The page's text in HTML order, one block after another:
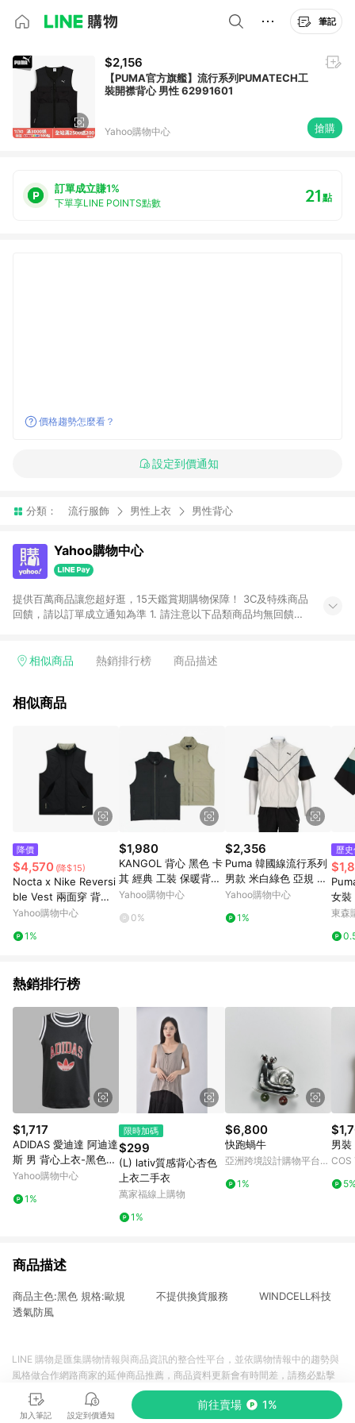
筆記
$2,156
【PUMA官方旗艦】流行系列PUMATECH工
裝開襟背心 男性 62991601
Yahoo購物中心 搶購
訂單成立賺1%
下單享LINE POINTS點數 21點
價格趨勢怎麼看？
設定到價通知
分類： 流行服飾 男性上衣 男性背心
Yahoo購物中心
提供百萬商品讓您超好逛，15天鑑賞期購物保障！ 3C及特殊商品
回饋，請以訂單成立通知為準 1. 請注意以下品類商品均無回饋：
電玩/遊戲/相機/單眼/鏡頭/拍立得 [2024/6/1起適用] -內接硬
的購回饋活動享Yahoo超贈點回饋者 - 購物中心商店之商品：商
3. 訂單回饋金額將扣除運費/購物金/超贈點/福利金/紅利折抵/折
價券等虛擬貨幣折抵 4. 大宗採購或批發轉賣不具回饋資格： 如
有相關事證認定您為大宗採購、批發轉賣而非最終消費使用者，
相關認定以Yahoo購物中心之認定為準
相似商品 熱銷排行榜 商品描述
相似商品
降價
$4,570 (降$15)
Nocta x Nike Reversi
ble Vest 兩面穿 背心
DR2664-010
Yahoo購物中心
1%
$1,980
KANGOL 背心 黑色 卡
其 經典 工裝 保暖背心
中性 6555148020 65
Yahoo購物中心
0%
$2,356
Puma 韓國線流行系列
男款 米白綠色 亞規 復
古 足球風 短袖風衣 休
5
Yahoo購物中心
1%
歷
女裝
綠
東森
熱銷排行榜
$1,717
ADIDAS 愛迪達 阿迪達
斯 男 背心上衣-黑色
系-EXT Q12 VARSITY-
Yahoo購物中心
1%
限時加碼
$299
(L) lativ質感背心杏色
上衣二手衣
萬家福線上購物
1%
$6,800
快跑蝸牛
亞洲跨境設計購物平台
1%
男裝
COS
商品描述
商品主色:黑色 規格:歐規 不提供換貨服務 WINDCELL科技
透氣防風
加入筆記 設定到價通知
前往賣場 1%
LINE 購物是匯集購物情報與商品資訊的整合性平台，並依購物情報中的趨勢與
風格做合作網路商家的延伸商品推薦，商品資料更新會有時間差，請務必點擊
商品至各合作網路商家，確認現售價與購物條件，一切資訊以合作廠商網頁為
準。